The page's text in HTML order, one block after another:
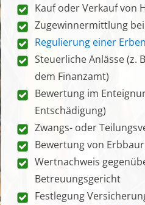
Kauf oder Verkauf von
Zugewinnermittlung
Regulierung einer
Steuerliche Anlässe (z.
dem Finanzamt)
Bewertung im
Entschädigung)
Zwangs- oder
Bewertung von
Wertnachweis
Betreuungsgericht
Festlegung